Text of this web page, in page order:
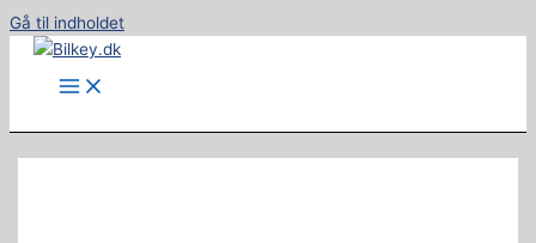
Gå til indholdet